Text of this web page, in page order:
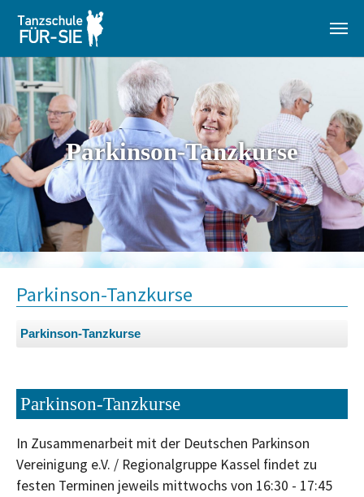
Zum Hauptinhalt springen
Parkinson-Tanzkurse
Parkinson-Tanzkurse
Parkinson-Tanzkurse
Parkinson-Tanzkurse
In Zusammenarbeit mit der Deutschen Parkinson
Vereinigung e.V. / Regionalgruppe Kassel findet zu
festen Terminen jeweils mittwochs von 16:30 - 17:45